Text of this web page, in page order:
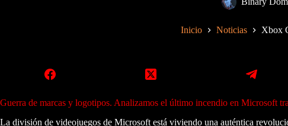
Inicio Noticias Xbox
Guerra de marcas y logotipos. Analizamos el último incendio en Microsoft
La división de videojuegos de Microsoft está viviendo una auténtica